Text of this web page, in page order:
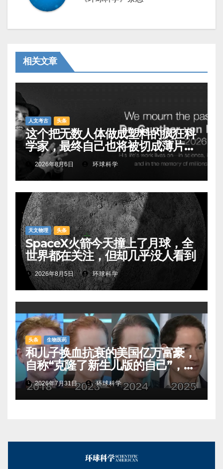
相关文章
人文考古 头条
这个把无数人体做成塑料的疯狂科
学家，最终自己也将被切成薄片展
出2026年8月6日 环球科学
天文物理 头条
SpaceX火箭今天撞上了月球，全
世界都在关注，但却几乎没人看到
2026年8月5日 环球科学
头条 生物医药
和儿子换血抗衰的美国亿万富豪，
自称“克隆了新生儿版的自己”，真
相是……
2026年7月31日 环球科学